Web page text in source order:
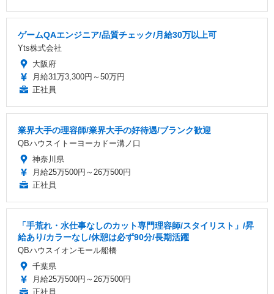
ゲームQAエンジニア/品質チェック/月給30万以上可
Yts株式会社
大阪府
月給31万3,300円～50万円
正社員
業界大手の理容師/業界大手の好待遇/ブランク歓迎
QBハウスイトーヨーカドー溝ノ口
神奈川県
月給25万500円～26万500円
正社員
「手荒れ・水仕事なしのカット専門理容師/スタイリスト」/昇
給あり/カラーなし/休憩は必ず90分/長期活躍
QBハウスイオンモール船橋
千葉県
月給25万500円～26万500円
正社員